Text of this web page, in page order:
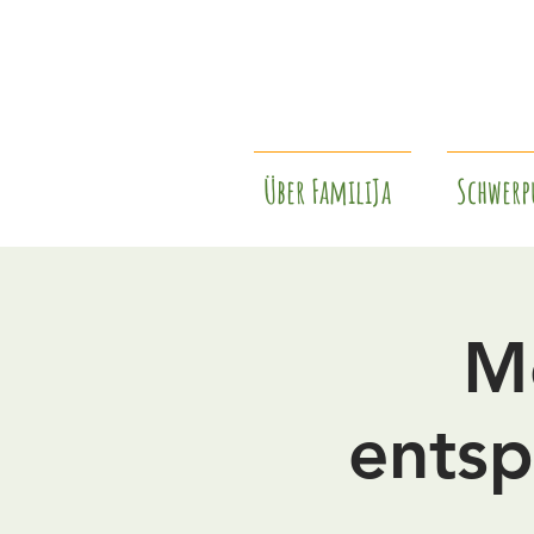
Über FamiliJa